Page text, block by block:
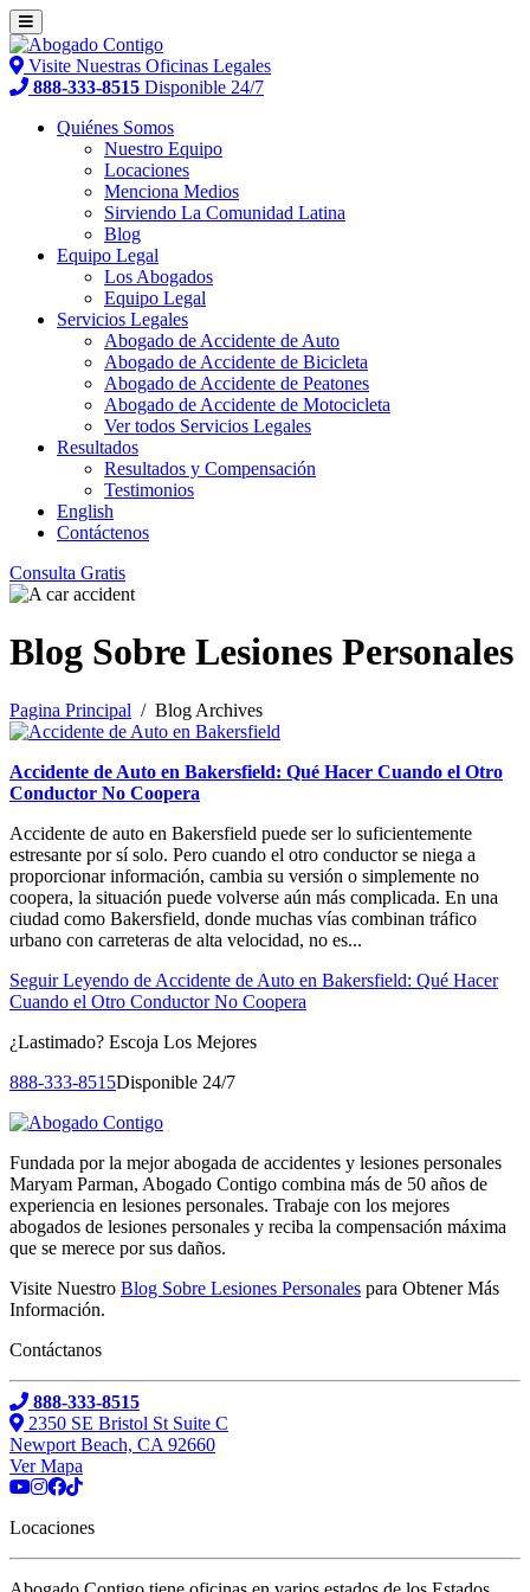
Visite Nuestras Oficinas Legales
888-333-8515 Disponible 24/7
Quiénes Somos
Nuestro Equipo
Locaciones
Menciona Medios
Sirviendo La Comunidad Latina
Blog
Equipo Legal
Los Abogados
Equipo Legal
Servicios Legales
Abogado de Accidente de Auto
Abogado de Accidente de Bicicleta
Abogado de Accidente de Peatones
Abogado de Accidente de Motocicleta
Ver todos Servicios Legales
Resultados
Resultados y Compensación
Testimonios
English
Contáctenos
Consulta Gratis
Blog Sobre Lesiones Personales
Pagina Principal / Blog Archives
Accidente de Auto en Bakersfield: Qué Hacer Cuando el Otro
Conductor No Coopera
Accidente de auto en Bakersfield puede ser lo suficientemente
estresante por sí solo. Pero cuando el otro conductor se niega a
proporcionar información, cambia su versión o simplemente no
coopera, la situación puede volverse aún más complicada. En una
ciudad como Bakersfield, donde muchas vías combinan tráfico
urbano con carreteras de alta velocidad, no es...
Seguir Leyendo de Accidente de Auto en Bakersfield: Qué Hacer
Cuando el Otro Conductor No Coopera
¿Lastimado? Escoja Los Mejores
888-333-8515Disponible 24/7
Fundada por la mejor abogada de accidentes y lesiones personales
Maryam Parman, Abogado Contigo combina más de 50 años de
experiencia en lesiones personales. Trabaje con los mejores
abogados de lesiones personales y reciba la compensación máxima
que se merece por sus daños.
Visite Nuestro Blog Sobre Lesiones Personales para Obtener Más
Información.
Contáctanos
888-333-8515
2350 SE Bristol St Suite C
Newport Beach, CA 92660
Ver Mapa
Locaciones